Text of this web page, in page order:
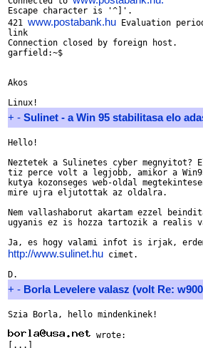
Escape character is '^]'.
421 www.postabank.hu Evaluation
link
Connection closed by foreign host.
garfield:~$
Akos
+ - Sulinet - a Win 95 stabilitasa elo
Hello!
Neztetek a Sulinetes cyber
tiz perce volt a legjobb, amikor a
kutya kozonseges web-oldal
mire ujra eljutottak az oldalra.
Nem vallashaborut akartam ezzel
ugyanis ez is hozza tartozik a realis
http://www.sulinet.hu cimet.
+ - Borla Levelere valasz (volt Re:
Szia Borla, hello mindenkinek!
wrote: